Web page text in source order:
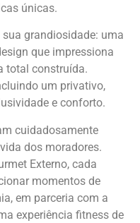
únicas.
grandiosidade: uma
que impressiona
total construída.
um privativo,
e conforto.
cuidadosamente
dos moradores.
Externo, cada
momentos de
em parceria com a
experiência fitness de